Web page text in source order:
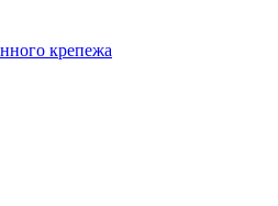
крепежа